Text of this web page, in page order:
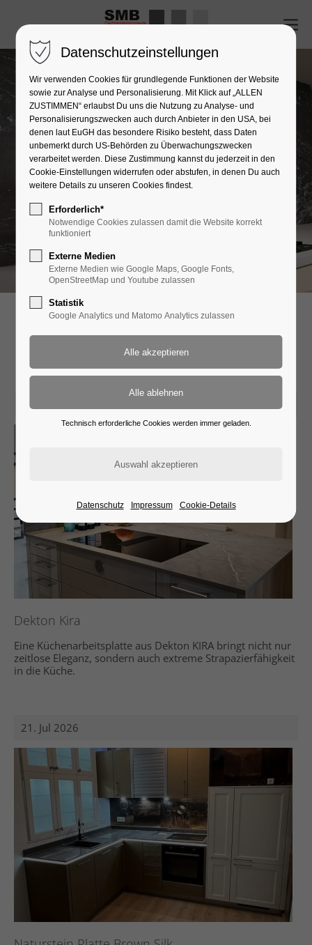
Aktuelles
28. Jul 2026
Dekton Kira
Eine Küchenarbeitsplatte aus Dekton KIRA bringt nicht nur
zeitlose Eleganz, sondern auch extreme Strapazierfähigkeit
in die Küche.
21. Jul 2026
Datenschutzeinstellungen
Wir verwenden Cookies für grundlegende Funktionen der Website
sowie zur Analyse und Personalisierung. Mit Klick auf „ALLEN
ZUSTIMMEN“ erlaubst Du uns die Nutzung zu Analyse- und
Personalisierungszwecken auch durch Anbieter in den USA, bei
denen laut EuGH das besondere Risiko besteht, dass Daten
unbemerkt durch US-Behörden zu Überwachungszwecken
verarbeitet werden. Diese Zustimmung kannst du jederzeit in den
Cookie-Einstellungen widerrufen oder abstufen, in denen Du auch
weitere Details zu unseren Cookies findest.
Erforderlich*
Notwendige Cookies zulassen damit die Website korrekt
funktioniert
Externe Medien
Externe Medien wie Google Maps, Google Fonts,
OpenStreetMap und Youtube zulassen
Statistik
Google Analytics und Matomo Analytics zulassen
Technisch erforderliche Cookies werden immer geladen.
Datenschutz Impressum Cookie-Details